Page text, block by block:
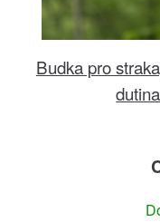
Budka pro